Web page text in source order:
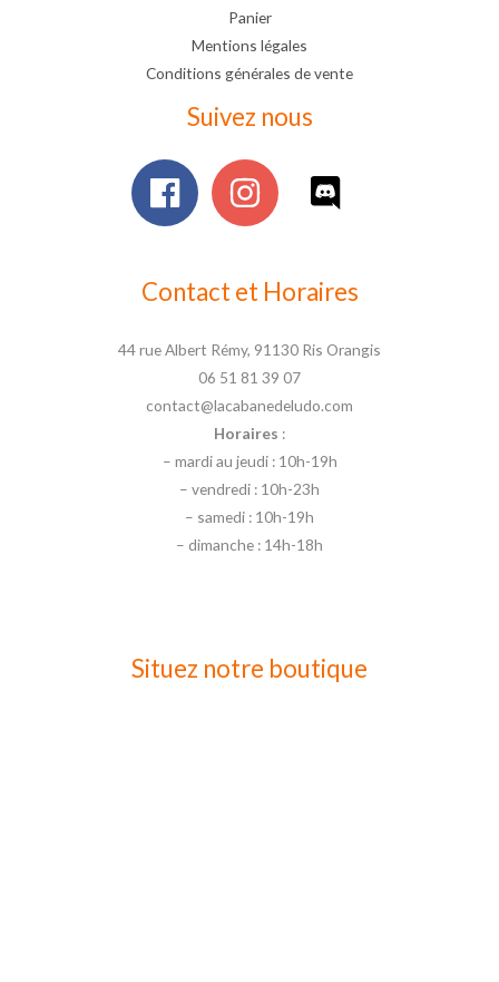
Panier
Mentions légales
Conditions générales de vente
Suivez nous
Contact et Horaires
44 rue Albert Rémy, 91130 Ris Orangis
06 51 81 39 07
contact@lacabanedeludo.com
Horaires :
– mardi au jeudi : 10h-19h
– vendredi : 10h-23h
– samedi : 10h-19h
– dimanche : 14h-18h
Situez notre boutique